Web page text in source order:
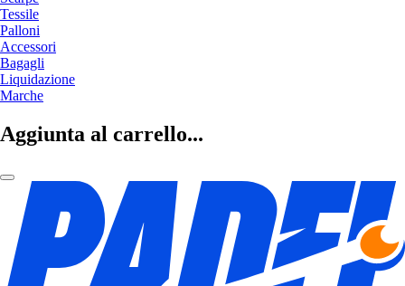
Tessile
Palloni
Accessori
Bagagli
Liquidazione
Marche
Aggiunta al carrello...